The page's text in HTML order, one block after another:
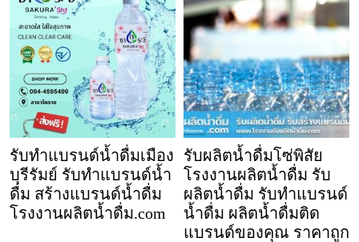
รับทำแบรนด์น้ำดื่มเมือง
บุรีรัมย์ รับทำแบรนด์น้ำ
ดื่ม สร้างแบรนด์น้ำดื่ม
โรงงานผลิตน้ำดื่ม.com
รับผลิตน้ำดื่มโซ่พิสัย
โรงงานผลิตน้ำดื่ม รับ
ผลิตน้ำดื่ม รับทำแบรนด์
น้ำดื่ม ผลิตน้ำดื่มติด
แบรนด์ของคุณ ราคาถูก